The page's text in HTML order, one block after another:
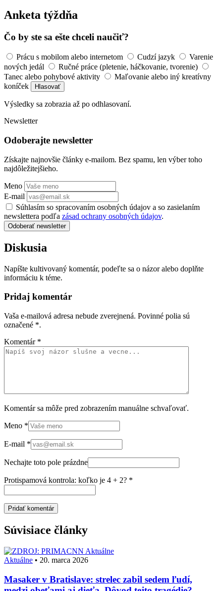
Anketa týždňa
Čo by ste sa ešte chceli naučiť?
Prácu s mobilom alebo internetom Cudzí jazyk
Varenie
nových jedál
Ručné práce (pletenie, háčkovanie, tvorenie)
Tanec alebo pohybové aktivity
Maľovanie alebo iný kreatívny
koníček
Hlasovať
Výsledky sa zobrazia až po odhlasovaní.
Newsletter
Odoberajte newsletter
Získajte najnovšie články e-mailom. Bez spamu, len výber toho
najdôležitejšieho.
Meno
E-mail
Súhlasím so spracovaním osobných údajov a so zasielaním
newslettera podľa zásad ochrany osobných údajov.
Odoberať newsletter
Diskusia
Napíšte kultivovaný komentár, podeľte sa o názor alebo doplňte
informáciu k téme.
Pridaj komentár
Vaša e-mailová adresa nebude zverejnená. Povinné polia sú
označené *.
Komentár *
Komentár sa môže pred zobrazením manuálne schvaľovať.
Meno *
E-mail *
Nechajte toto pole prázdne
Protispamová kontrola: koľko je 4 + 2? *
Súvisiace články
Aktuálne
Aktuálne • 20. marca 2026
Masaker v Bratislave: strelec zabil sedem ľudí,